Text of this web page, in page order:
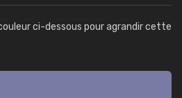
ci-dessous pour agrandir cette